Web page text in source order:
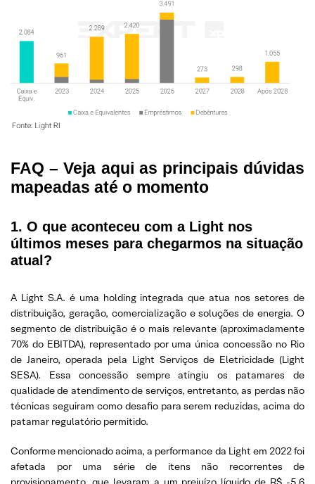
FAQ – Veja aqui as principais dúvidas
mapeadas até o momento
1. O que aconteceu com a Light nos
últimos meses para chegarmos na situação
atual?
A Light S.A. é uma holding integrada que atua nos setores de
distribuição, geração, comercialização e soluções de energia. O
segmento de distribuição é o mais relevante (aproximadamente
70% do EBITDA), representado por uma única concessão no Rio
de Janeiro, operada pela Light Serviços de Eletricidade (Light
SESA). Essa concessão sempre atingiu os patamares de
qualidade de atendimento de serviços, entretanto, as perdas não
técnicas seguiram como desafio para serem reduzidas, acima do
patamar regulatório permitido.
Conforme mencionado acima, a performance da Light em 2022 foi
afetada por uma série de itens não recorrentes de